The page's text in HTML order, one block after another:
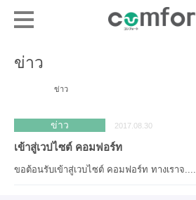
ข่าว
ข่าว
ข่าว 2017.08.30
เข้าสู่เวปไซต์ คอมฟอร์ท
ขอต้อนรับเข้าสู่เวบไซต์ คอมฟอร์ท ทางเราจ....